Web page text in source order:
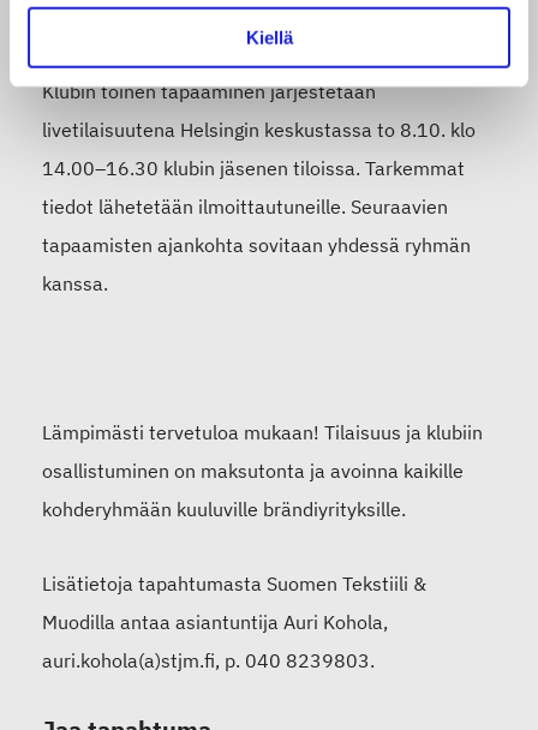
Kiellä
Milloin?
Klubin toinen tapaaminen järjestetään
livetilaisuutena Helsingin keskustassa to 8.10. klo
14.00–16.30 klubin jäsenen tiloissa. Tarkemmat
tiedot lähetetään ilmoittautuneille. Seuraavien
tapaamisten ajankohta sovitaan yhdessä ryhmän
kanssa.
Lämpimästi tervetuloa mukaan! Tilaisuus ja klubiin
osallistuminen on maksutonta ja avoinna kaikille
kohderyhmään kuuluville brändiyrityksille.
Lisätietoja tapahtumasta Suomen Tekstiili &
Muodilla antaa asiantuntija Auri Kohola,
auri.kohola(a)stjm.fi, p. 040 8239803.